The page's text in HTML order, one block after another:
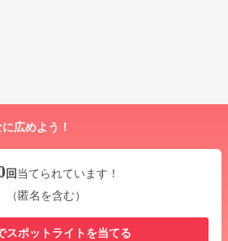
広めよう！
回当てられています！
（匿名を含む）
スポットライトを当てる